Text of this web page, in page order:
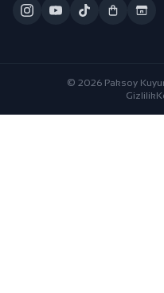
© 2026 Paksoy
Gizlilik